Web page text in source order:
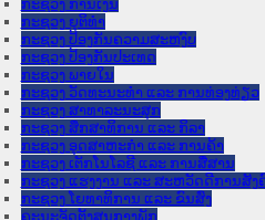
ກະຊວງ ການເງິນ
ກະຊວງ ຍຸຕິທໍາ
ກະຊວງ ປ້ອງກັນຄວາມສະຫງົບ
ກະຊວງ ປ້ອງກັນປະເທດ
ກະຊວງ ພາຍໃນ
ກະຊວງ ວັດທະນະທຳ ແລະ ການທ່ອງທ່ຽວ
ກະຊວງ ສາທາລະນະສຸກ
ກະຊວງ ສຶກສາທິການ ແລະ ກິລາ
ກະຊວງ ອຸດສາຫະກຳ ແລະ ການຄ້າ
ກະຊວງ ເຕັກໂນໂລຊີ ແລະ ການສື່ສານ
ກະຊວງ ແຮງງານ ແລະ ສະຫວັດດີການສັງ
ກະຊວງ ໂຍທາທິການ ແລະ ຂົນສົ່ງ
ຄະນະຈັດຕັ້ງສູນກາງພັກ